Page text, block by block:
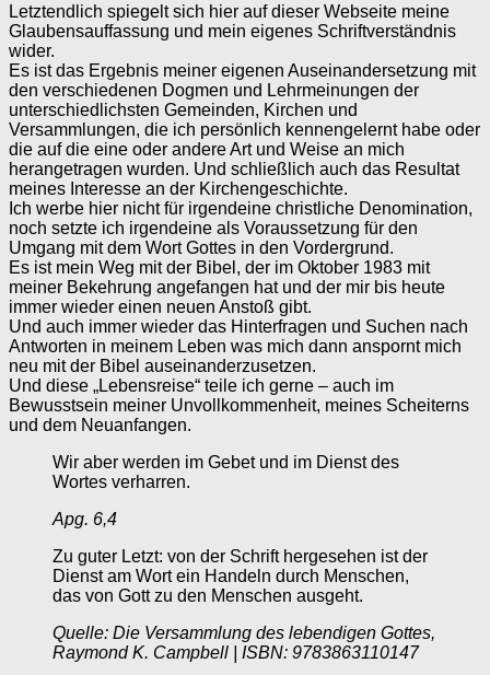
Letztendlich spiegelt sich hier auf dieser Webseite meine
Glaubensauffassung und mein eigenes Schriftverständnis
wider.
Es ist das Ergebnis meiner eigenen Auseinandersetzung mit
den verschiedenen Dogmen und Lehrmeinungen der
unterschiedlichsten Gemeinden, Kirchen und
Versammlungen, die ich persönlich kennengelernt habe oder
die auf die eine oder andere Art und Weise an mich
herangetragen wurden. Und schließlich auch das Resultat
meines Interesse an der Kirchengeschichte.
Ich werbe hier nicht für irgendeine christliche Denomination,
noch setzte ich irgendeine als Voraussetzung für den
Umgang mit dem Wort Gottes in den Vordergrund.
Es ist mein Weg mit der Bibel, der im Oktober 1983 mit
meiner Bekehrung angefangen hat und der mir bis heute
immer wieder einen neuen Anstoß gibt.
Und auch immer wieder das Hinterfragen und Suchen nach
Antworten in meinem Leben was mich dann anspornt mich
neu mit der Bibel auseinanderzusetzen.
Und diese „Lebensreise“ teile ich gerne – auch im
Bewusstsein meiner Unvollkommenheit, meines Scheiterns
und dem Neuanfangen.
Wir aber werden im Gebet und im Dienst des
Wortes verharren.
Apg. 6,4
Zu guter Letzt: von der Schrift hergesehen ist der
Dienst am Wort ein Handeln durch Menschen,
das von Gott zu den Menschen ausgeht.
Quelle: Die Versammlung des lebendigen Gottes,
Raymond K. Campbell | ISBN: 9783863110147